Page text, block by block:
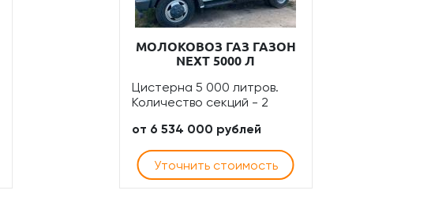
МОЛОКОВОЗ ГАЗ ГАЗОН
NEXT 5000 Л
Цистерна 5 000 литров.
Количество секций - 2
от 6 534 000 рублей
Уточнить стоимость